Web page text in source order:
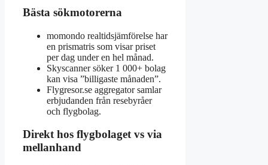
Bästa sökmotorerna
momondo realtidsjämförelse har
en prismatris som visar priset
per dag under en hel månad.
Skyscanner söker 1 000+ bolag
kan visa ”billigaste månaden”.
Flygresor.se aggregator samlar
erbjudanden från resebyråer
och flygbolag.
Direkt hos flygbolaget vs via
mellanhand